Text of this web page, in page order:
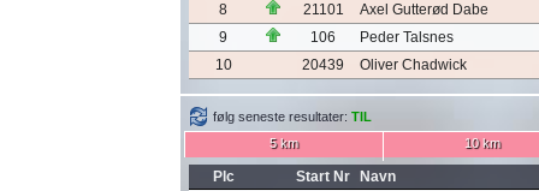
8
21101
Axel Gutterød Dabe
9
106
Peder Talsnes
10
20439 Oliver Chadwick
følg seneste resultater: TIL
5 km
10 km
Plc Start Nr
Navn